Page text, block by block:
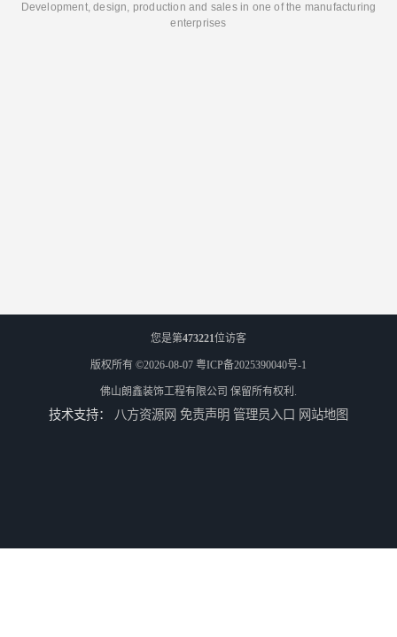
Development, design, production and sales in one of the manufacturing
enterprises
您是第473221位访客
版权所有 ©2026-08-07 粤ICP备2025390040号-1
佛山朗鑫装饰工程有限公司 保留所有权利.
技术支持： 八方资源网 免责声明 管理员入口 网站地图